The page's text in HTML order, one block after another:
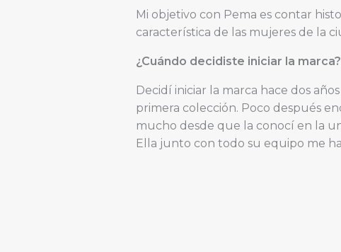
Mi objetivo con Pema es contar
característica de las mujeres de la
¿Cuándo decidiste iniciar la
Decidí iniciar la marca hace dos
primera colección. Poco después
mucho desde que la conocí en la
Ella junto con todo su equipo me